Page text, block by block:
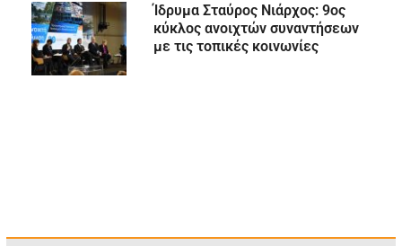
Ίδρυμα Σταύρος Νιάρχος: 9ος
κύκλος ανοιχτών συναντήσεων
με τις τοπικές κοινωνίες